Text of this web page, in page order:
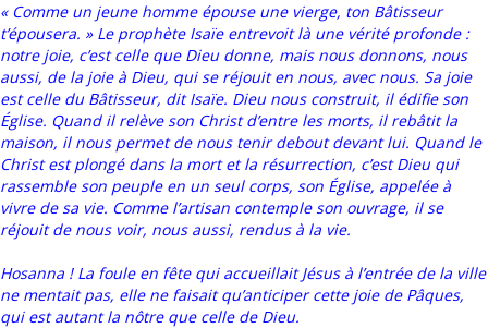
« Comme un jeune homme épouse une vierge, ton Bâtisseur
t’épousera. » Le prophète Isaïe entrevoit là une vérité profonde :
notre joie, c’est celle que Dieu donne, mais nous donnons, nous
aussi, de la joie à Dieu, qui se réjouit en nous, avec nous. Sa joie
est celle du Bâtisseur, dit Isaïe. Dieu nous construit, il édifie son
Église. Quand il relève son Christ d’entre les morts, il rebâtit la
maison, il nous permet de nous tenir debout devant lui. Quand le
Christ est plongé dans la mort et la résurrection, c’est Dieu qui
rassemble son peuple en un seul corps, son Église, appelée à
vivre de sa vie. Comme l’artisan contemple son ouvrage, il se
réjouit de nous voir, nous aussi, rendus à la vie.
Hosanna ! La foule en fête qui accueillait Jésus à l’entrée de la ville
ne mentait pas, elle ne faisait qu’anticiper cette joie de Pâques,
qui est autant la nôtre que celle de Dieu.